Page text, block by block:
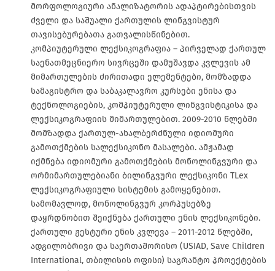
მორფოლოგიური ანალიზატორის ადაპტირებისთვის
ძველი და საშუალი ქართულის ლინგვისტურ
თავისებურებათა გათვალისწინებით.
კომპიუტერული ლექსიკოგრაფია – პირველად ქართულ
საენათმეცნიერო სივრცეში დამუშავდა კვლევის ამ
მიმართულების ძირითადი ელემენტები, მომზადდა
სამაგისტრო და საბაკალავრო კურსები ენისა და
ტექნოლოგიების, კომპიუტერული ლინგვისტიკისა და
ლექსიკოგრაფიის მიმართულებით. 2009-2010 წლებში
მომზადდა ქართულ-ახალბერძნული იდიომური
გამოთქმების სალექსიკონო მასალები. ამჟამად
იქმნება იდიომური გამოთქმების მონოლინგვური და
ორმიმართულებიანი ბილინგვური ლექსიკონი TLex
ლექსიკოგრაფიული სისტემის გამოყენებით.
სამომავლოდ, მონოლინგვურ კორპუსებზე
დაყრდნობით შეიქნება ქართული ენის ლექსიკონები.
ქართული ჟესტური ენის კვლევა – 2011-2012 წლებში,
ადგილობრივი და საერთაშორისო (USIAD, Save Children
International, თბილისის ოფისი) საგრანტო პროექტების